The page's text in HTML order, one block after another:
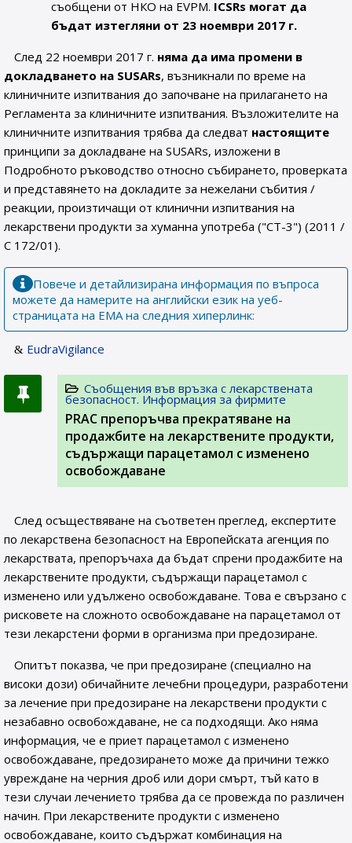
съобщени от НКО на EVPM. ICSRs могат да
бъдат изтегляни от 23 ноември 2017 г.
След 22 ноември 2017 г. няма да има промени в
докладването на SUSARs, възникнали по време на
клиничните изпитвания до започване на прилагането на
Регламента за клиничните изпитвания. Възложителите на
клиничните изпитвания трябва да следват настоящите
принципи за докладване на SUSARs, изложени в
Подробното ръководство относно събирането, проверката
и представянето на докладите за нежелани събития /
реакции, произтичащи от клинични изпитвания на
лекарствени продукти за хуманна употреба ("CT-3") (2011 /
C 172/01).
Повече и детайлизирана информация по въпроса
можете да намерите на английски език на уеб-
страницата на ЕМА на следния хиперлинк:
EudraVigilance
Съобщения във връзка с лекарствената
безопасност. Информация за фирмите
PRAC препоръчва прекратяване на
продажбите на лекарствените продукти,
съдържащи парацетамол с изменено
освобождаване
След осъществяване на съответен преглед, експертите
по лекарствена безопасност на Европейската агенция по
лекарствата, препоръчаха да бъдат спрени продажбите на
лекарствените продукти, съдържащи парацетамол с
изменено или удължено освобождаване. Това е свързано с
рисковете на сложното освобождаване на парацетамол от
тези лекарстени форми в организма при предозиране.
Опитът показва, че при предозиране (специално на
високи дози) обичайните лечебни процедури, разработени
за лечение при предозиране на лекарствени продукти с
незабавно освобождаване, не са подходящи. Ако няма
информация, че е приет парацетамол с изменено
освобождаване, предозирането може да причини тежко
увреждане на черния дроб или дори смърт, тъй като в
тези случаи лечението трябва да се провежда по различен
начин. При лекарствените продукти с изменено
освобождаване, които съдържат комбинация на